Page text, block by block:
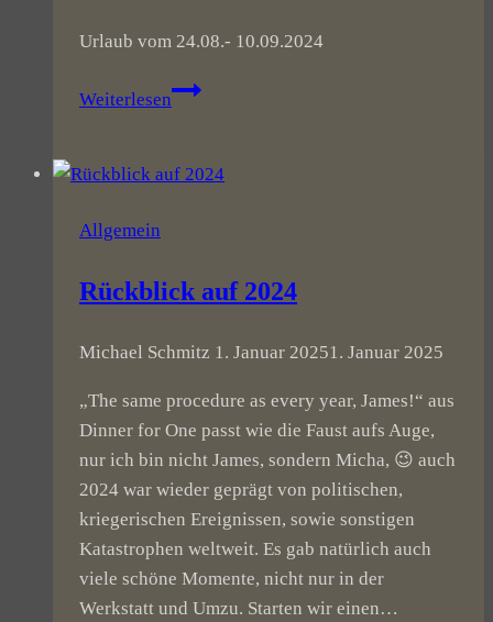
Urlaub vom 24.08.- 10.09.2024
Weiterlesen
Es
Tour
08.09.2024
Allgemein
Rückblick auf 2024
Michael Schmitz 1. Januar 20251. Januar 2025
„The same procedure as every year, James!“ aus
Dinner for One passt wie die Faust aufs Auge,
nur ich bin nicht James, sondern Micha, 😉 auch
2024 war wieder geprägt von politischen,
kriegerischen Ereignissen, sowie sonstigen
Katastrophen weltweit. Es gab natürlich auch
viele schöne Momente, nicht nur in der
Werkstatt und Umzu. Starten wir einen…